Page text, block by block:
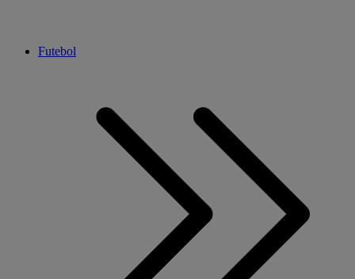
Futebol